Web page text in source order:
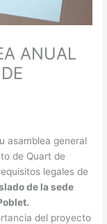
ANUAL
asamblea general
de Quart de
legales de
de la sede
del proyecto